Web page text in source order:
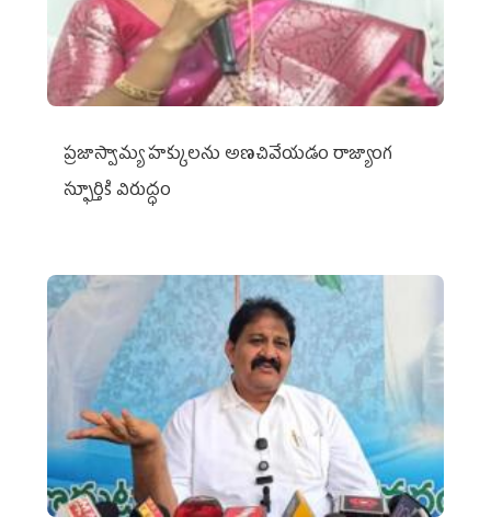
ప్రజాస్వామ్య హక్కులను అణచివేయడం రాజ్యాంగ
స్ఫూర్తికి విరుద్ధం